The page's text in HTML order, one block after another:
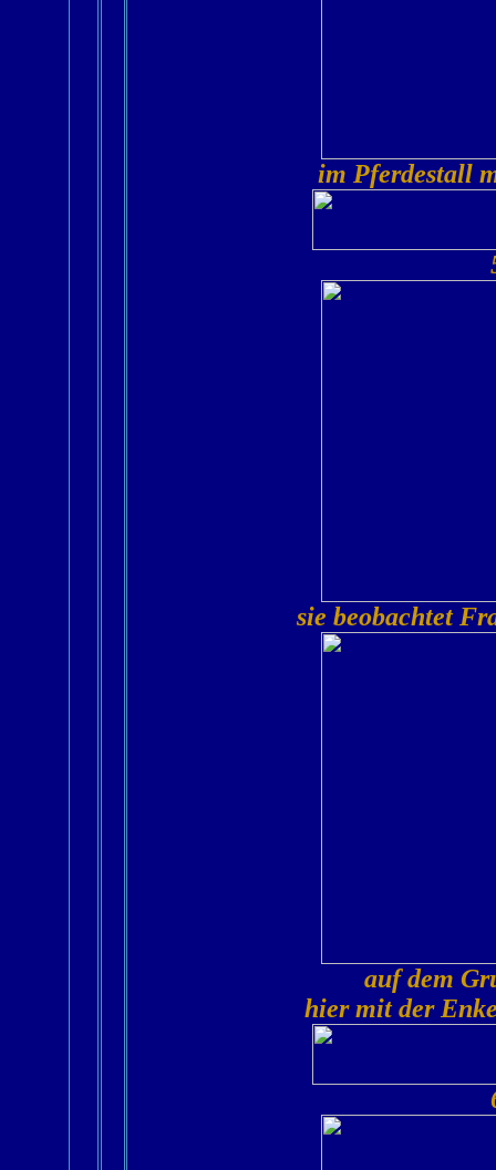
im Pferdestall
sie beobachtet
auf dem
hier mit der